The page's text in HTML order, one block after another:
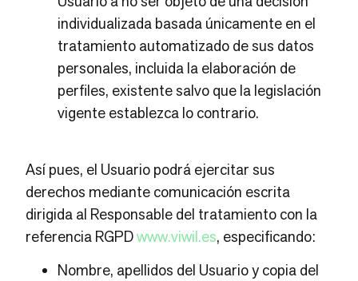
individualizada basada únicamente en el
tratamiento automatizado de sus datos
personales, incluida la elaboración de
perfiles, existente salvo que la legislación
vigente establezca lo contrario.
Así pues, el Usuario podrá ejercitar sus
derechos mediante comunicación escrita
dirigida al Responsable del tratamiento con la
referencia RGPDwww.viwil.es, especificando:
Nombre, apellidos del Usuario y copia del